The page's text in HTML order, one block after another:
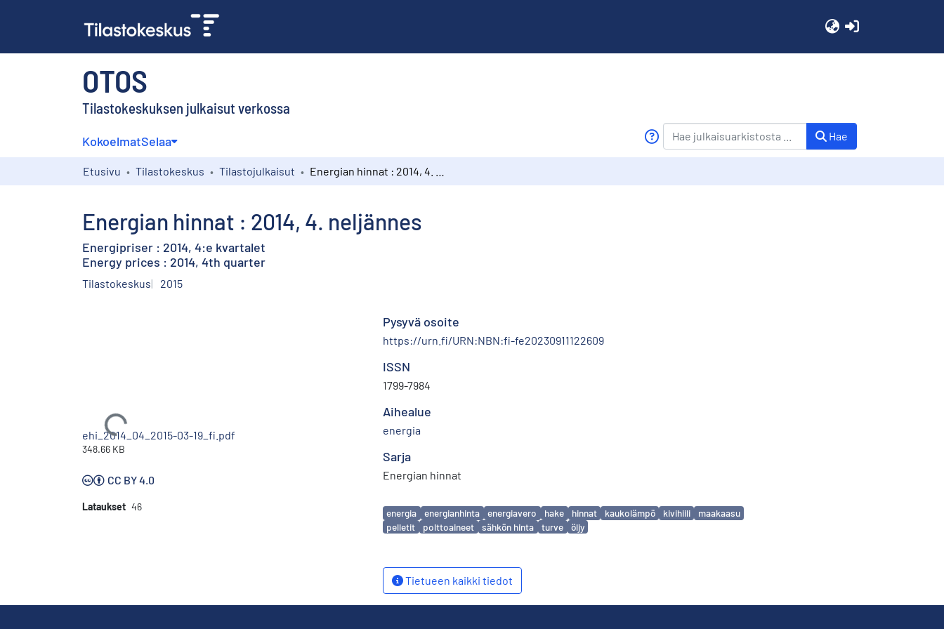
OTOS
Tilastokeskuksen julkaisut verkossa
KokoelmatSelaa Hae
Etusivu Tilastokeskus Tilastojulkaisut
Energian hinnat : 2014, 4. neljännes
Energipriser : 2014, 4:e kvartalet
Energy prices : 2014, 4th quarter
Tilastokeskus 2015
Ladataan...
ehi_2014_04_2015-03-19_fi.pdf
348.66 KB
CC BY 4.0
Lataukset 46
Pysyvä osoite
https://urn.fi/URN:NBN:fi-fe20230911122609
ISSN
1799-7984
Aihealue
energia
Sarja
Energian hinnat
Avainsanat
energia energianhinta energiavero hake hinnat kaukolämpö kivihiili
maakaasu
pelletit
polttoaineet sähkön hinta turve öljy
Tietueen kaikki tiedot